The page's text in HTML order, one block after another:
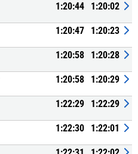
1:20:44 1:20:02
1:20:47 1:20:23
1:20:58 1:20:28
1:20:58 1:20:29
1:22:29 1:22:29
1:22:30 1:22:01